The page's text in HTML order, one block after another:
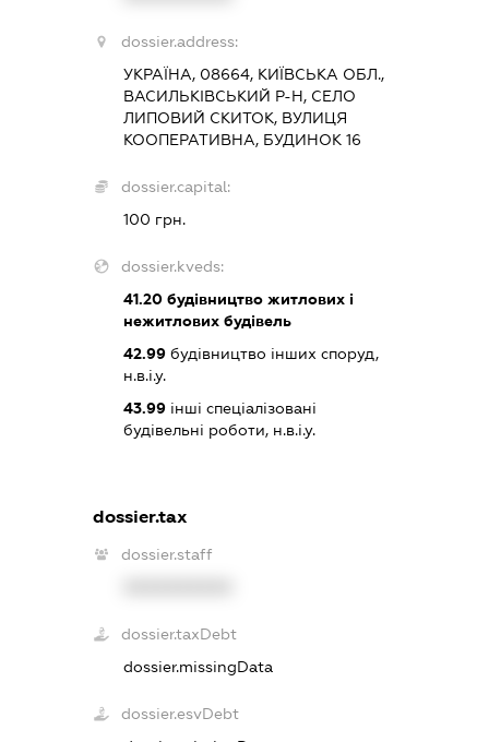
dossier.address:
УКРАЇНА, 08664, КИЇВСЬКА ОБЛ.,
ВАСИЛЬКІВСЬКИЙ Р-Н, СЕЛО
ЛИПОВИЙ СКИТОК, ВУЛИЦЯ
КООПЕРАТИВНА, БУДИНОК 16
dossier.capital:
100 грн.
dossier.kveds:
41.20 будівництво житлових і
нежитлових будівель
42.99 будівництво інших споруд,
н.в.і.у.
43.99 інші спеціалізовані
будівельні роботи, н.в.і.у.
dossier.tax
dossier.staff
dossier.taxDebt
dossier.missingData
dossier.esvDebt